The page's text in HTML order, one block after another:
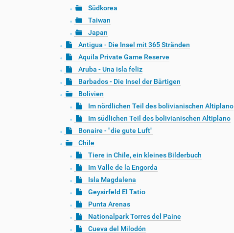
Südkorea
Taiwan
Japan
Antigua - Die Insel mit 365 Stränden
Aquila Private Game Reserve
Aruba - Una isla feliz
Barbados - Die Insel der Bärtigen
Bolivien
Im nördlichen Teil des bolivianischen Altiplano
Im südlichen Teil des bolivianischen Altiplano
Bonaire - "die gute Luft"
Chile
Tiere in Chile, ein kleines Bilderbuch
Im Valle de la Engorda
Isla Magdalena
Geysirfeld El Tatio
Punta Arenas
Nationalpark Torres del Paine
Cueva del Milodón